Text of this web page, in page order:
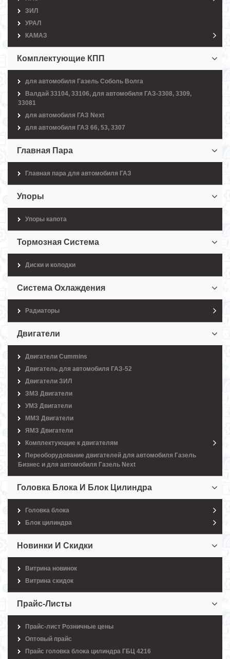
ЗИЛ
УРАЛ
КАМАЗ
Комплектующие КПП
для автомобиля Газель Соболь Волга
Валдай 33104, 33106, для автомобиля ГАЗ-3308, 3309,
33081
для автомобиля ГАЗ Next
для автомобиля ГАЗ 66, 53, 3307
Главная Пара
Главная пара для автомобиля ГАЗ
Упоры
Упоры капота
Тормозная Система
Диски и колодки
Система Охлаждения
Радиаторы
Двигатели
Двигатели Cummins
Двигатель для автомобиля ГАЗ-52
Двигатели ЗИЛ
ЗМЗ Двигатели
УМЗ Двигатели
ММЗ Двигатели
ЯМЗ Двигатели
Комплектующие к двигателям
Переоборудование двигателей для автомобиля Газель
Бизнес и для автомобиля Газель Next
Головка Блока И Блок Цилиндра
Головка блока
Блок цилиндра
Новинки И Скидки
Витрина новинок
Витрина скидок
Прайс-Листы
Прайс-лист Розничные цены
Оптовый прайс
Прайс головка блока цилиндра ГБЦ 4216